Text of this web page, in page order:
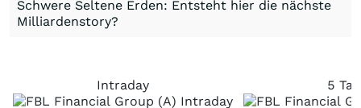
Schwere Seltene Erden: Entsteht hier die nächste
Milliardenstory?
Intraday 5